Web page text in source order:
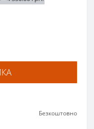
Безкоштовно